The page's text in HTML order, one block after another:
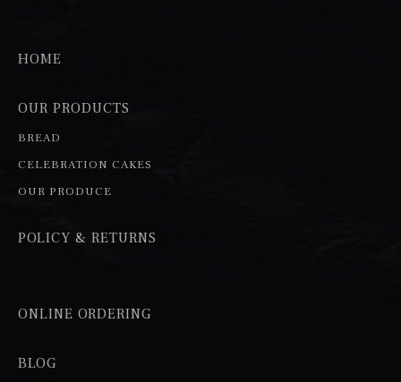
HOME
OUR PRODUCTS
BREAD
CELEBRATION CAKES
OUR PRODUCE
POLICY & RETURNS
ONLINE ORDERING
BLOG